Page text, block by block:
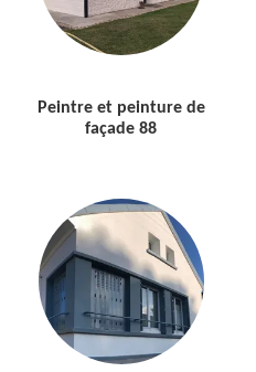
Peintre et peinture de
façade 88